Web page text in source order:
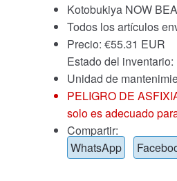
Kotobukiya NOW
Todos los artículos
Precio: €55.31 EUR
Estado del inventario:
Unidad de
PELIGRO DE
solo es adecuado
Compartir:
WhatsApp